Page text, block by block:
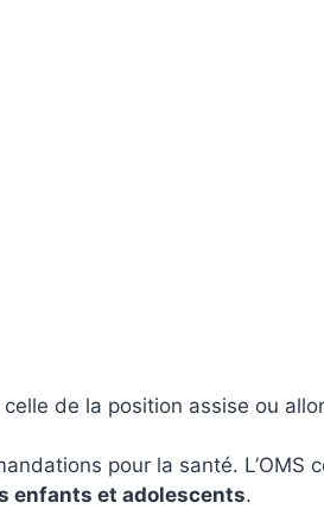
de la position assise ou
pour la santé. L’OMS
enfants et adolescents.